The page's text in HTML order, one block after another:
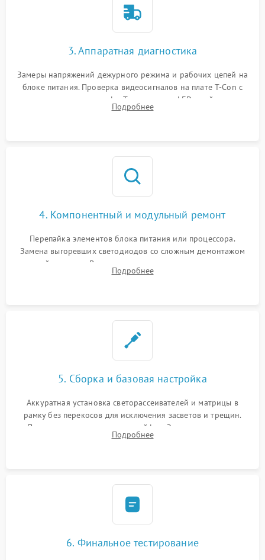
3. Аппаратная диагностика
Замеры напряжений дежурного режима и рабочих цепей на
блоке питания. Проверка видеосигналов на плате T-Con с
помощью осциллографа. Тестирование LED-драйвера и
светодиодных планок подсветки мультиметром.
Подробнее
4. Компонентный и модульный ремонт
Перепайка элементов блока питания или процессора.
Замена выгоревших светодиодов со сложным демонтажом
хрупкой матрицы. Восстановление поврежденных дорожек,
прошивка микросхем памяти EEPROM
Подробнее
5. Сборка и базовая настройка
Аккуратная установка светорассеивателей и матрицы в
рамку без перекосов для исключения засветов и трещин.
Подключение внутренних шлейфов. Закрытие корпуса.
Сброс настроек и обновление программного обеспечения.
Подробнее
6. Финальное тестирование